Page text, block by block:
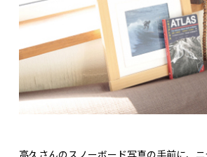
高久さんのスノーボード写真の手前に、